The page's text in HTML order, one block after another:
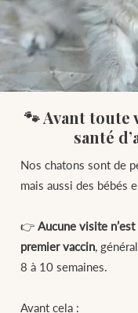
🐾 Avant toute
santé
Nos chatons sont de
mais aussi des bébés
👉 Aucune visite
premier vaccin,
8 à 10 semaines.
Avant cela :